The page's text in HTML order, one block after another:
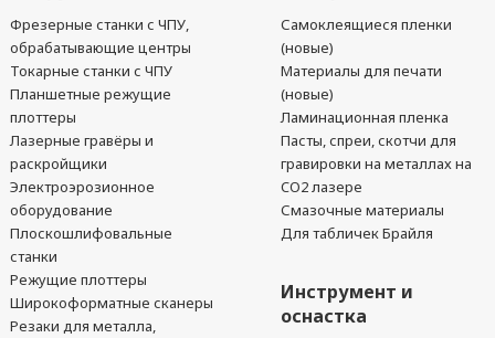
Фрезерные станки с ЧПУ,
обрабатывающие центры
Токарные станки с ЧПУ
Планшетные режущие
плоттеры
Лазерные гравёры и
раскройщики
Электроэрозионное
оборудование
Плоскошлифовальные
станки
Режущие плоттеры
Широкоформатные сканеры
Резаки для металла,
Самоклеящиеся пленки
(новые)
Материалы для печати
(новые)
Ламинационная пленка
Пасты, спреи, скотчи для
гравировки на металлах на
CO2 лазере
Смазочные материалы
Для табличек Брайля
Инструмент и
оснастка